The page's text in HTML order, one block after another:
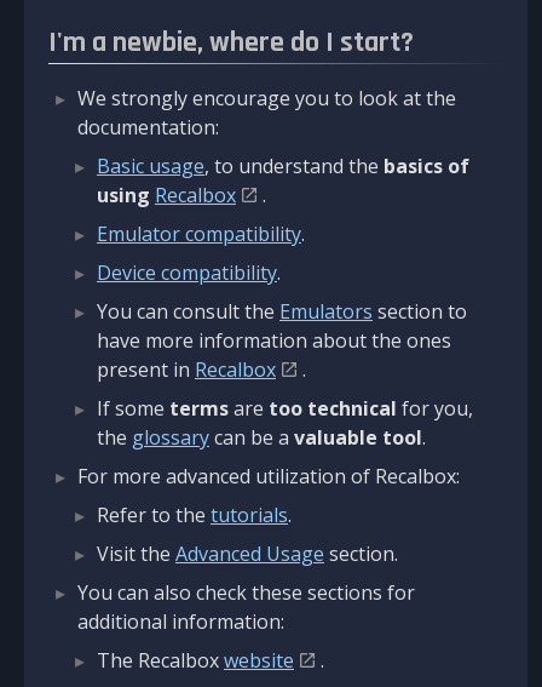
I'm a newbie, where do I start?
We strongly encourage you to look at the
documentation:
Basic usage, to understand the basics of
using Recalbox
.
Emulator compatibility.
Device compatibility.
You can consult the Emulators section to
have more information about the ones
present in Recalbox
.
If some termsare too technical for you,
the glossarycan be a valuable tool.
For more advanced utilization of Recalbox:
Refer to the tutorials.
Visit the Advanced Usage section.
You can also check these sections for
additional information:
The Recalboxwebsite
.